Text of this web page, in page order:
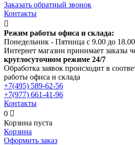
Заказать обратный звонок
Контакты

Режим работы офиса и склада:
Понедельник - Пятница с 9.00 до
Интернет магазин принимает заказы
круглосуточном режиме 24/7
Обработка заявок происходит в
работы офиса и склада
+7(495) 589-62-56
+7(977) 661-41-96
Контакты
0 
Корзина пуста
Корзина
Оформить заказ